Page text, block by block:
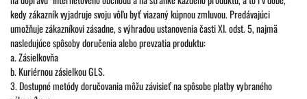
kedy zákazník vyjadruje svoju vôľu byť viazaný kúpnou zmluvou. Predávajúci
umožňuje zákazníkovi zásadne, s výhradou ustanovenia časti XI. odst. 5, najmä
nasledujúce spôsoby doručenia alebo prevzatia produktu:
a. Zásielkovňa
b. Kuriérnou zásielkou GLS.
3. Dostupné metódy doručovania môžu závisieť na spôsobe platby vybraného